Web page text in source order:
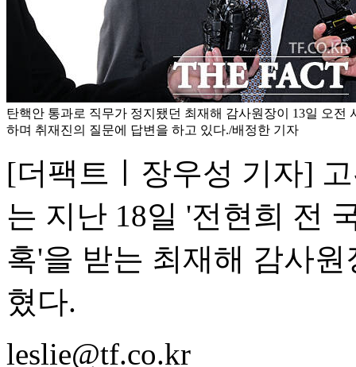
탄핵안 통과로 직무가 정지됐던 최재해 감사원장이 13일 오전
하며 취재진의 질문에 답변을 하고 있다./배정한 기자
[더팩트ㅣ장우성 기자]
는 지난 18일 '전현희 전
혹'을 받는 최재해 감사
혔다.
leslie@tf.co.kr